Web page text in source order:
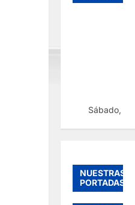
Sábado,
NUESTRAS
PORTADAS